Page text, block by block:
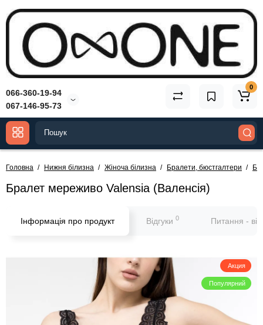
066-360-19-94
067-146-95-73
0
Головна Нижня білизна Жіноча білизна Бралети, бюстгалтери
Бралет мереживо Valensia (Валенсія)
Інформація про продукт Відгуки 0 Питання -
Акция
Популярний